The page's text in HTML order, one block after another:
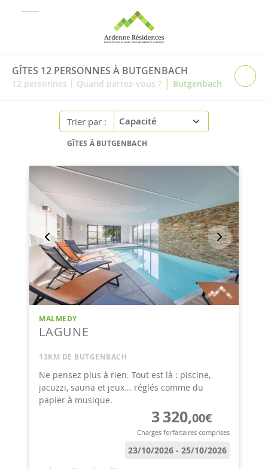
GÎTES 12 PERSONNES À BUTGENBACH
12 personnes | Quand partez-vous ? | Butgenbach
Trier par :
GÎTES À BUTGENBACH